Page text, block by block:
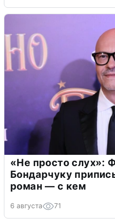
«Не просто слух»:
Бондарчуку
роман — с кем
6 августа 71